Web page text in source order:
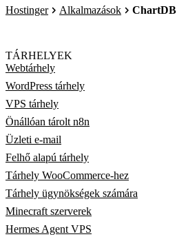
Hostinger Alkalmazások ChartDB
TÁRHELYEK
Webtárhely
WordPress tárhely
VPS tárhely
Önállóan tárolt n8n
Üzleti e-mail
Felhő alapú tárhely
Tárhely WooCommerce-hez
Tárhely ügynökségek számára
Minecraft szerverek
Hermes Agent VPS